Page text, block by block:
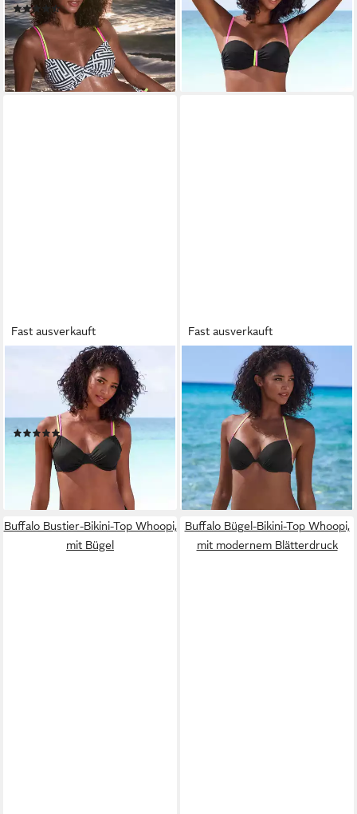
(5)
ab 34,99 €
lieferbar - in 2-3 Werktagen bei dir
ab 39,99 €
44,99 €
-11%
lieferbar - in 1-2 Werktagen bei dir
Fast ausverkauft
Bügel-Bikini-Top Pop, Mit
kontrastfarbigen
Doppelträgern
(6)
ab 29,99 €
lieferbar - in 2-3 Werktagen bei dir
Fast ausverkauft
Push-Up-Bikini-Top Pop, Mit
kontrastfarbigen Trägern
39,99 €
lieferbar - in 1-2 Werktagen bei dir
Buffalo Bustier-Bikini-Top Whoopi,
mit Bügel
Buffalo Bügel-Bikini-Top Whoopi,
mit modernem Blätterdruck